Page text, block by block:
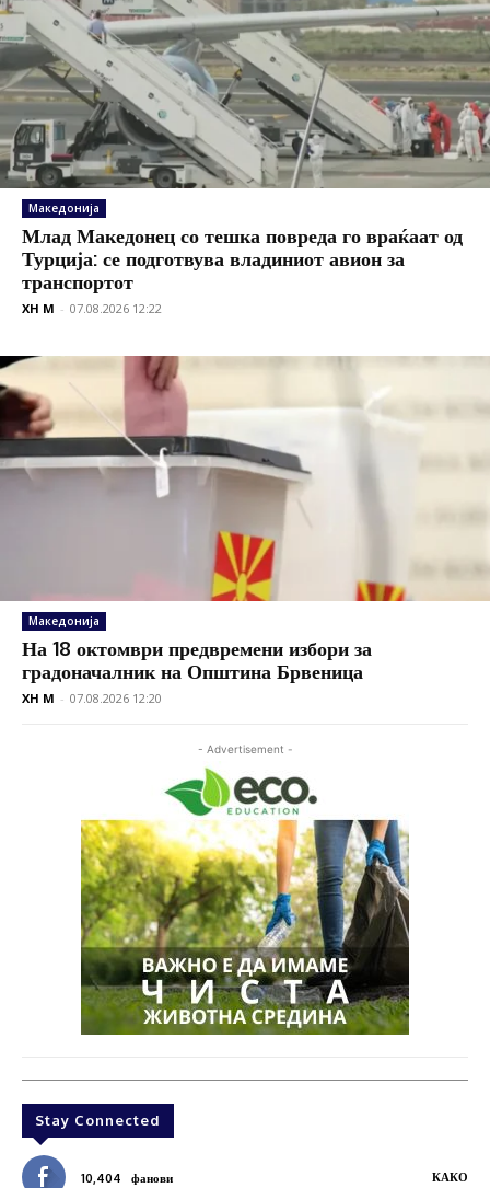
Македонија
Млад Македонец со тешка повреда го враќаат од
Турција: се подготвува владиниот авион за
транспортот
XH M - 07.08.2026 12:22
Македонија
На 18 октомври предвремени избори за
градоначалник на Општина Брвеница
XH M - 07.08.2026 12:20
- Advertisement -
Stay Connected
10,404 фанови КАКО